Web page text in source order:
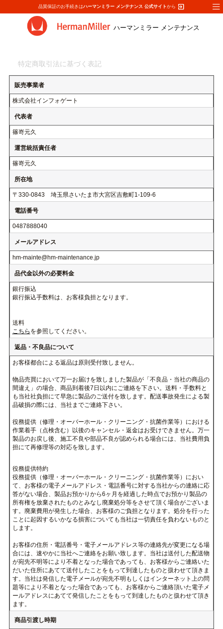
品質保証のお手続きはハーマンミラー メンテナンス 公式サイト
ハーマンミラー メンテナンス
販売事業者
株式会社インフォゲート
代表者
篠嵜元久
運営統括責任者
篠嵜元久
所在地
電話番号
0487888040
メールアドレス
hm-mainte@hm-maintenance.jp
銀行振込
銀行振込手数料は、お客様負担となります。
送料
こちらを参照してください。
返品・不良品について
お客様都合による返品は原則受付致しません。
物品売買において万一お届けを致しました製品が「不良品・当社の商
間違え」の場合、商品到着後7日以内にご連絡を下さい。送料・手数
も当社社負担にて早急に製品のご送付を致します。配送事故発生によ
品破損の際には、当社までご連絡下さい。
役務提供（修理・オーバーホール・クリーニング・抗菌作業等）にお
作業着手（点検含む）以後のキャンセル・返金はお受けできません。
製品のお戻し後、施工不良や部品不良が認められる場合には、当社費
担にて再修理等の対応を致します。
役務提供特約
役務提供（修理・オーバーホール・クリーニング・抗菌作業等）にお
答がない場合、製品お預かりから6ヶ月を経過した時点でお預かり製
所有権を放棄されたものとみなし廃棄処分等をさせて頂く場合がござ
す。廃棄費用が発生した場合、お客様のご負担となります。処分を行
ことに起因するいかなる損害についても当社は一切責任を負わないも
します。
お客様の住所・電話番号・電子メールアドレス等の連絡先が変更にな
が宛先不明等により不着となった場合であっても、お客様からご連絡